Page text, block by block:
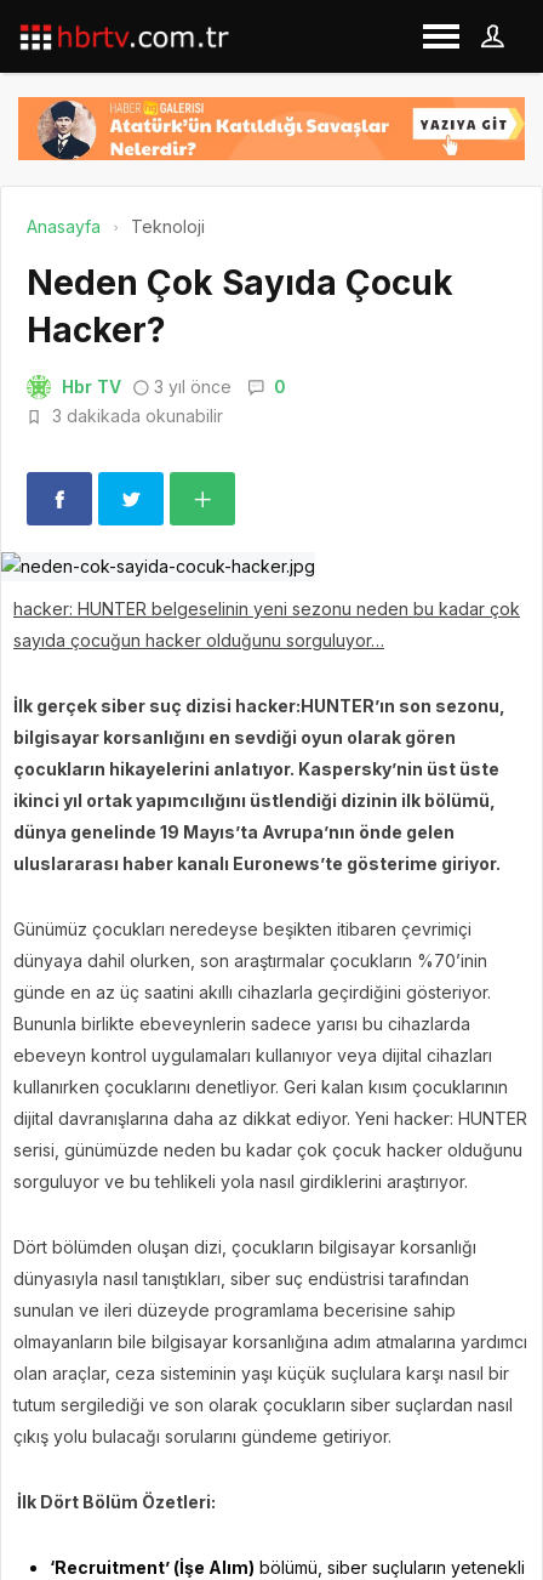
Anasayfa Teknoloji
Neden Çok Sayıda Çocuk
Hacker?
Hbr TV 3 yıl önce
0
3 dakikada okunabilir
hacker: HUNTER belgeselinin yeni sezonu neden bu kadar çok
sayıda çocuğun hacker olduğunu sorguluyor…
İlk gerçek siber suç dizisi hacker:HUNTER’ın son sezonu,
bilgisayar korsanlığını en sevdiği oyun olarak gören
çocukların hikayelerini anlatıyor. Kaspersky’nin üst üste
ikinci yıl ortak yapımcılığını üstlendiği dizinin ilk bölümü,
dünya genelinde 19 Mayıs’ta Avrupa’nın önde gelen
uluslararası haber kanalı Euronews’te gösterime giriyor.
Günümüz çocukları neredeyse beşikten itibaren çevrimiçi
dünyaya dahil olurken, son araştırmalar çocukların %70’inin
günde en az üç saatini akıllı cihazlarla geçirdiğini gösteriyor.
Bununla birlikte ebeveynlerin sadece yarısı bu cihazlarda
ebeveyn kontrol uygulamaları kullanıyor veya dijital cihazları
kullanırken çocuklarını denetliyor. Geri kalan kısım çocuklarının
dijital davranışlarına daha az dikkat ediyor. Yeni hacker: HUNTER
serisi, günümüzde neden bu kadar çok çocuk hacker olduğunu
sorguluyor ve bu tehlikeli yola nasıl girdiklerini araştırıyor.
Dört bölümden oluşan dizi, çocukların bilgisayar korsanlığı
dünyasıyla nasıl tanıştıkları, siber suç endüstrisi tarafından
sunulan ve ileri düzeyde programlama becerisine sahip
olmayanların bile bilgisayar korsanlığına adım atmalarına yardımcı
olan araçlar, ceza sisteminin yaşı küçük suçlulara karşı nasıl bir
tutum sergilediği ve son olarak çocukların siber suçlardan nasıl
çıkış yolu bulacağı sorularını gündeme getiriyor.
İlk Dört Bölüm Özetleri:
‘Recruitment’ (İşe Alım) bölümü, siber suçluların yetenekli